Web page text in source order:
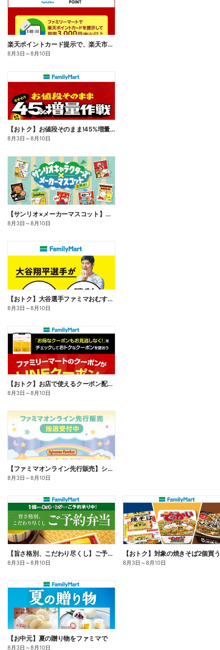
楽天ポイントカード提示で、楽天市場でのお買い物がおトクに!
8月3日 ～8月10日
【おトク】お値段そのまま!45%増量作戦!
8月3日 ～8月10日
【サンリオ×メーカーマスコット】オリジナルグッズ貰える!
8月3日 ～8月10日
【おトク】大谷選手ファミマおむすび割
8月3日 ～8月10日
【おトク】お店で使えるクーポン配信中
8月3日 ～8月10日
【ファミマオンライン先行販売】シルバニアファミリー
8月3日 ～8月10日
【旨さ格別、こだわり尽くし】ご予約弁当
8月3日 ～8月10日 8月3日 ～8月10日
【お中元】夏の贈り物をファミマで
8月3日 ～8月10日